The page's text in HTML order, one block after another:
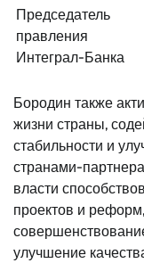
Председатель
правления
Интеграл-Банка
Бородин также
жизни страны,
стабильности и
странами-
власти
проектов и
улучшение